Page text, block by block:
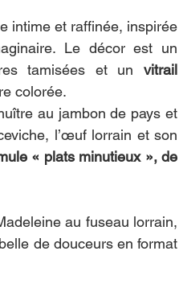
intime et raffinée, inspirée
Le décor est un
tamisées et un vitrail
colorée.
au jambon de pays et
l’œuf lorrain et son
« plats minutieux », de
au fuseau lorrain,
de douceurs en format